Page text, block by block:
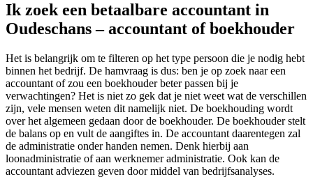
Ik zoek een betaalbare accountant in
Oudeschans – accountant of boekhouder
Het is belangrijk om te filteren op het type persoon die je nodig hebt
binnen het bedrijf. De hamvraag is dus: ben je op zoek naar een
accountant of zou een boekhouder beter passen bij je
verwachtingen? Het is niet zo gek dat je niet weet wat de verschillen
zijn, vele mensen weten dit namelijk niet. De boekhouding wordt
over het algemeen gedaan door de boekhouder. De boekhouder stelt
de balans op en vult de aangiftes in. De accountant daarentegen zal
de administratie onder handen nemen. Denk hierbij aan
loonadministratie of aan werknemer administratie. Ook kan de
accountant adviezen geven door middel van bedrijfsanalyses.